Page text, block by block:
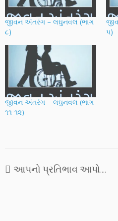
જીવન અંંતરંગ – લઘુનવલ (ભાગ
૮)
૫)
જીવન અંંતરંગ – લઘુનવલ (ભાગ
૧૧-૧૨)
આપનો પ્રતિભાવ આપો....